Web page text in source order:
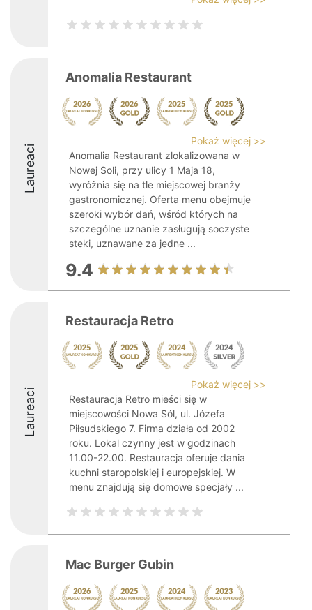
Laureaci
Anomalia Restaurant
Pokaż więcej >>
Anomalia Restaurant zlokalizowana w
Nowej Soli, przy ulicy 1 Maja 18,
wyróżnia się na tle miejscowej branży
gastronomicznej. Oferta menu obejmuje
szeroki wybór dań, wśród których na
szczególne uznanie zasługują soczyste
steki, uznawane za jedne ...
9.4
Laureaci
Restauracja Retro
Pokaż więcej >>
Restauracja Retro mieści się w
miejscowości Nowa Sól, ul. Józefa
Piłsudskiego 7. Firma działa od 2002
roku. Lokal czynny jest w godzinach
11.00-22.00. Restauracja oferuje dania
kuchni staropolskiej i europejskiej. W
menu znajdują się domowe specjały ...
Mac Burger Gubin